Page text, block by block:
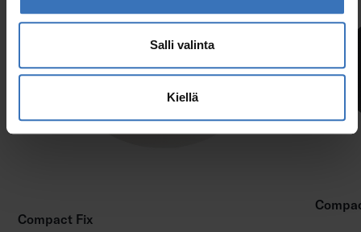
Salli valinta
Kiellä
Compact Fix